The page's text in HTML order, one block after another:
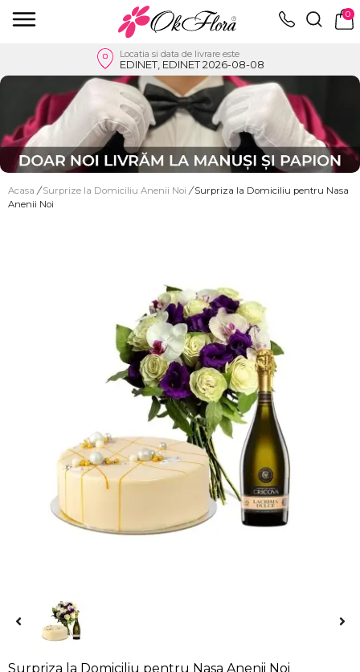
0
Locatia si data de livrare este
EDINET, EDINET 2026-08-08
Acasa / Surprize la Domiciliu Anenii Noi / Surpriza la Domiciliu pentru Nasa
Anenii Noi
Surpriza la Domiciliu pentru Nasa Anenii Noi